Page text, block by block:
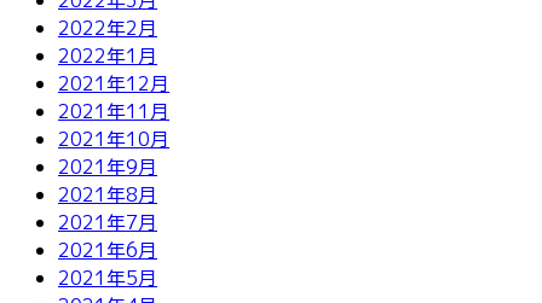
2022年2月
2022年1月
2021年12月
2021年11月
2021年10月
2021年9月
2021年8月
2021年7月
2021年6月
2021年5月